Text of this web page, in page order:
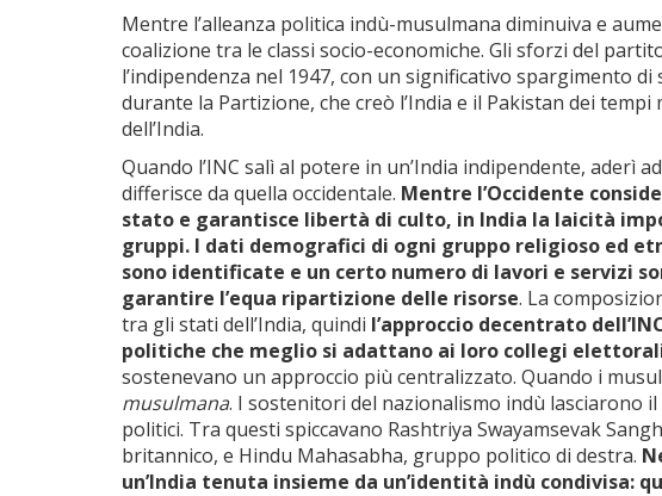
Mentre l’alleanza politica indù-musulmana diminuiva e
coalizione tra le classi socio-economiche. Gli sforzi del
l’indipendenza nel 1947, con un significativo spargimento
durante la Partizione, che creò l’India e il Pakistan dei
dell’India.
Quando l’INC salì al potere in un’India indipendente, aderì
differisce da quella occidentale. Mentre l’Occidente
stato e garantisce libertà di culto, in India la laicità
gruppi. I dati demografici di ogni gruppo religioso ed
sono identificate e un certo numero di lavori e servizi
garantire l’equa ripartizione delle risorse. La
tra gli stati dell’India, quindi l’approccio decentrato
politiche che meglio si adattano ai loro collegi
sostenevano un approccio più centralizzato. Quando i
musulmana. I sostenitori del nazionalismo indù
politici. Tra questi spiccavano Rashtriya Swayamsevak
britannico, e Hindu Mahasabha, gruppo politico di destra.
un’India tenuta insieme da un’identità indù condivisa: